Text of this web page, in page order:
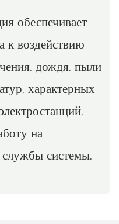
обеспечивает
к воздействию
дождя, пыли
характерных
на
службы системы,